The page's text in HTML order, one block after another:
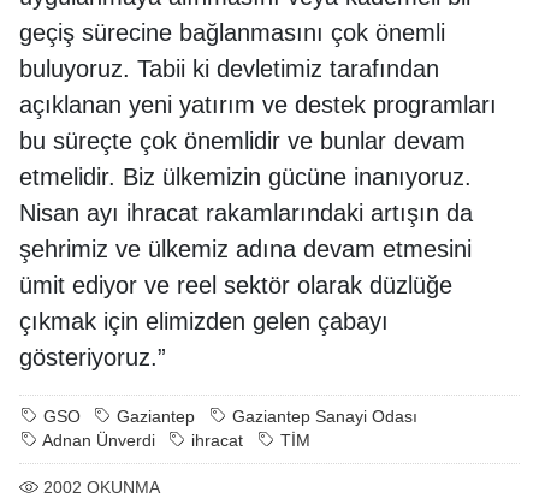
geçiş sürecine bağlanmasını çok önemli
buluyoruz. Tabii ki devletimiz tarafından
açıklanan yeni yatırım ve destek programları
bu süreçte çok önemlidir ve bunlar devam
etmelidir. Biz ülkemizin gücüne inanıyoruz.
Nisan ayı ihracat rakamlarındaki artışın da
şehrimiz ve ülkemiz adına devam etmesini
ümit ediyor ve reel sektör olarak düzlüğe
çıkmak için elimizden gelen çabayı
gösteriyoruz.”
GSO Gaziantep
Gaziantep Sanayi Odası
Adnan Ünverdi
ihracat TİM
2002 OKUNMA